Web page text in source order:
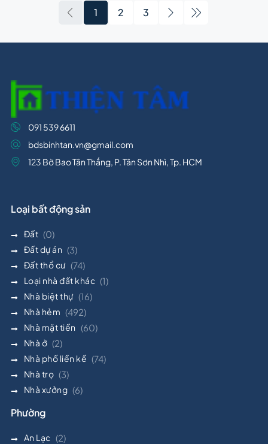
1 2 3
091 539 6611
bdsbinhtan.vn@gmail.com
123 Bờ Bao Tân Thắng, P. Tân Sơn Nhì, Tp. HCM
Loại bất động sản
Đất (0)
Đất dự án (3)
Đất thổ cư (74)
Loại nhà đất khác (1)
Nhà biệt thự (16)
Nhà hẻm (492)
Nhà mặt tiền (60)
Nhà ở (2)
Nhà phố liền kề (74)
Nhà trọ (3)
Nhà xưởng (6)
Phường
An Lạc (2)